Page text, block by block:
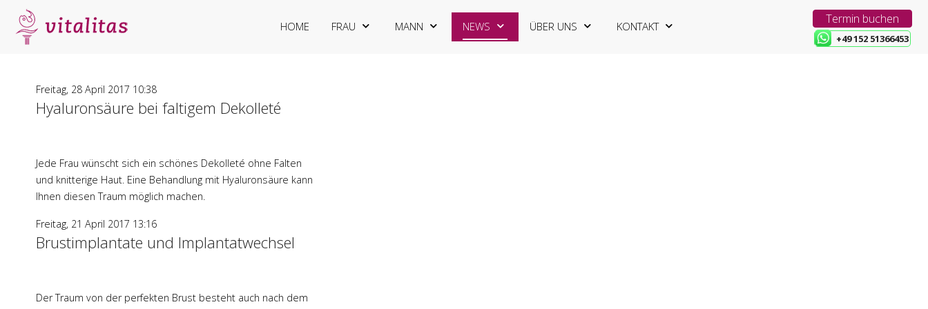
HOME FRAU MANN NEWS ÜBER UNS KONTAKT
Termin buchen
+49 152 51366453
Freitag, 28 April 2017 10:38
Hyaluronsäure bei faltigem Dekolleté
Jede Frau wünscht sich ein schönes Dekolleté ohne Falten
und knitterige Haut. Eine Behandlung mit Hyaluronsäure kann
Ihnen diesen Traum möglich machen.
Freitag, 21 April 2017 13:16
Brustimplantate und Implantatwechsel
Der Traum von der perfekten Brust besteht auch nach dem